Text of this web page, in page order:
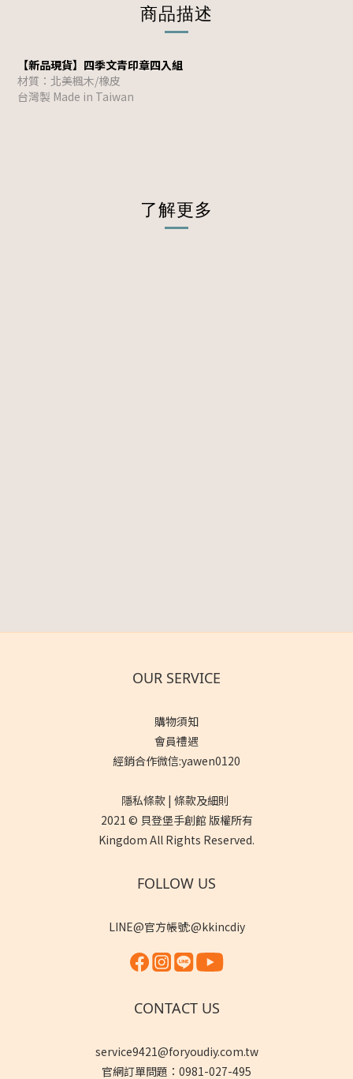
商品描述
【新品現貨】四季文青印章四入組
材質：北美楓木/橡皮
台灣製 Made in Taiwan
了解更多
OUR SERVICE
購物須知
會員禮遇
經銷合作微信:yawen0120
隱私條款 | 條款及細則
2021 © 貝登堡手創館 版權所有
Kingdom All Rights Reserved.
FOLLOW US
LINE@官方帳號:@kkincdiy
CONTACT US
service9421@foryoudiy.com.tw
官網訂單問題：0981-027-495